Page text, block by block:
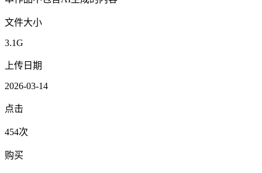
文件大小
3.1G
上传日期
2026-03-14
点击
454次
购买